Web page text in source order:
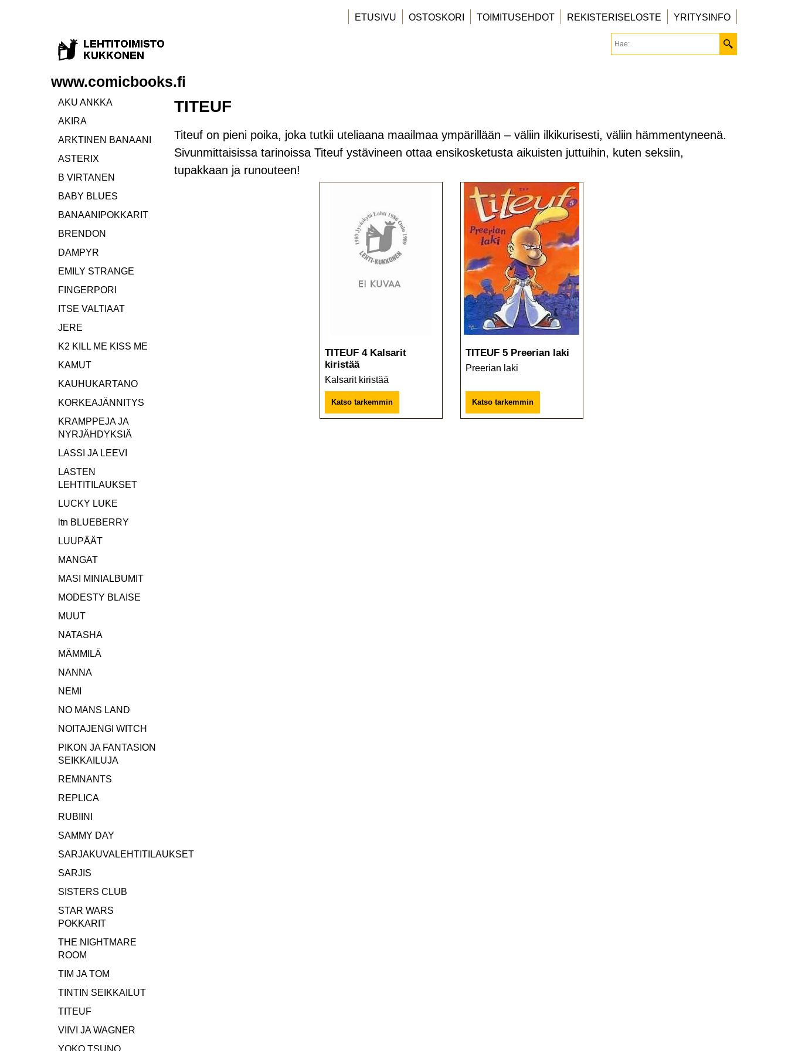
ETUSIVU OSTOSKORI TOIMITUSEHDOT REKISTERISELOSTE YRITYSINFO
www.comicbooks.fi
AKU ANKKA
AKIRA
ARKTINEN BANAANI
ASTERIX
B VIRTANEN
BABY BLUES
BANAANIPOKKARIT
BRENDON
DAMPYR
EMILY STRANGE
FINGERPORI
ITSE VALTIAAT
JERE
K2 KILL ME KISS ME
KAMUT
KAUHUKARTANO
KORKEAJÄNNITYS
KRAMPPEJA JA
NYRJÄHDYKSIÄ
LASSI JA LEEVI
LASTEN
LEHTITILAUKSET
LUCKY LUKE
ltn BLUEBERRY
LUUPÄÄT
MANGAT
MASI MINIALBUMIT
MODESTY BLAISE
MUUT
NATASHA
MÄMMILÄ
NANNA
NEMI
NO MANS LAND
NOITAJENGI WITCH
PIKON JA FANTASION
SEIKKAILUJA
REMNANTS
REPLICA
RUBIINI
SAMMY DAY
SARJAKUVALEHTITILAUKSET
SARJIS
SISTERS CLUB
STAR WARS
POKKARIT
THE NIGHTMARE
ROOM
TIM JA TOM
TINTIN SEIKKAILUT
TITEUF
VIIVI JA WAGNER
YOKO TSUNO
TITEUF
Titeuf on pieni poika, joka tutkii uteliaana maailmaa ympärillään – väliin ilkikurisesti, väliin hämmentyneenä.
Sivunmittaisissa tarinoissa Titeuf ystävineen ottaa ensikosketusta aikuisten juttuihin, kuten seksiin,
tupakkaan ja runouteen!
TITEUF 4 Kalsarit
kiristää
Kalsarit kiristää
Katso tarkemmin
TITEUF 5 Preerian laki
Preerian laki
Katso tarkemmin